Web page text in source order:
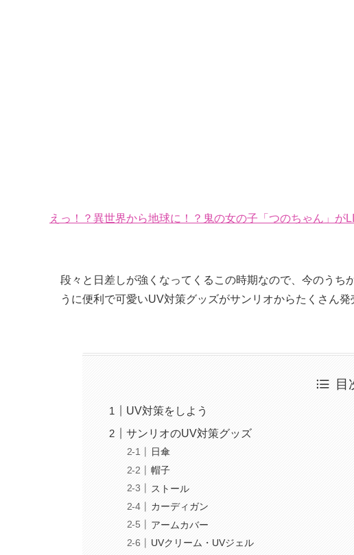
えっ！？異世界から地球に！？鬼の女の子「つのちゃん」が
段々と日差しが強くなってくるこの時期なので、今のうち
うに便利で可愛いUV対策グッズがサンリオからたくさん発
目
UV対策をしよう
サンリオのUV対策グッズ
日傘
帽子
ストール
カーディガン
アームカバー
UVクリーム・UVジェル